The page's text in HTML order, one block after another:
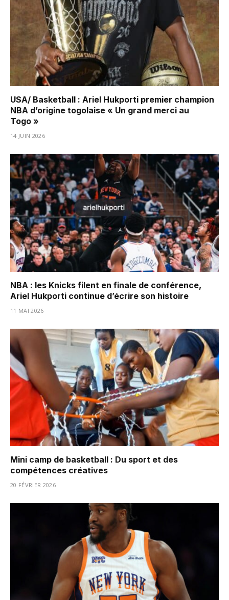
USA/ Basketball : Ariel Hukporti premier champion
NBA d’origine togolaise « Un grand merci au
Togo »
14 JUIN 2026
NBA : les Knicks filent en finale de conférence,
Ariel Hukporti continue d’écrire son histoire
11 MAI 2026
Mini camp de basketball : Du sport et des
compétences créatives
20 FÉVRIER 2026